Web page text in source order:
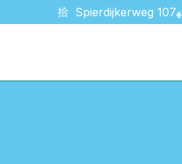
Spierdijkerweg 107